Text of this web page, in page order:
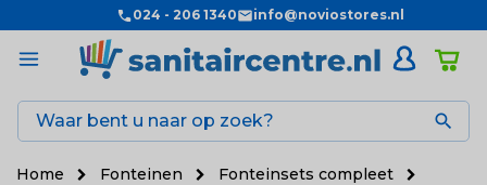
024 - 206 1340 info@noviostores.nl

Home Fonteinen
Fonteinsets compleet